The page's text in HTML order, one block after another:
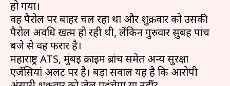
हो गया।
वह पैरोल पर बाहर चल रहा था और शुक्रवार को उसकी
पैरोल अवधि खत्म हो रही थी, लेंकिन गुरुवार सुबह पांच
बजे से वह फरार है।
महाराष्ट्र ATS, मुंबई क्राइम ब्रांच समेत अन्य सुरक्षा
एजेंसियां अलर्ट पर है। बड़ा सवाल यह है कि आरोपी